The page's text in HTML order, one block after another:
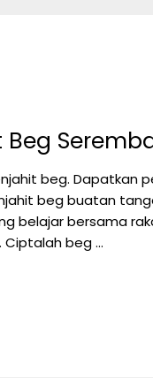
beg.
beg buatan
belajar bersama
Ciptalah beg …